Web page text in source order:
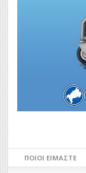
ΠΟΙΟΙ ΕΊΜΑΣΤΕ